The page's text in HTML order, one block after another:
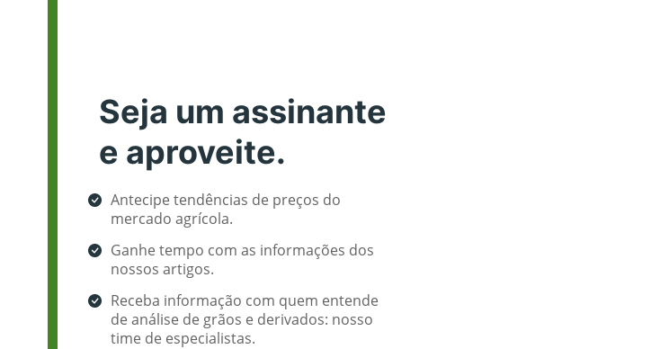
Seja um assinante
e aproveite.
Antecipe tendências de preços do
mercado agrícola.
Ganhe tempo com as informações dos
nossos artigos.
Receba informação com quem entende
de análise de grãos e derivados: nosso
time de especialistas.